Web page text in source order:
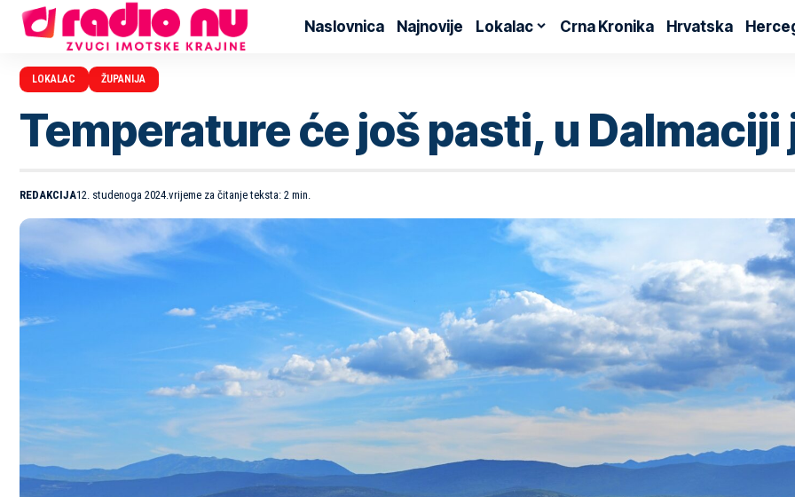
Naslovnica Najnovije Lokalac Crna Kronika Hrvatska
LOKALAC ŽUPANIJA
Temperature će još pasti, u Dalmaciji
REDAKCIJA12. studenoga 2024. vrijeme za čitanje teksta: 2 min.